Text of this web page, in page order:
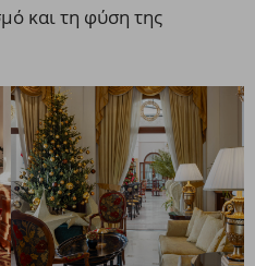
και τη φύση της